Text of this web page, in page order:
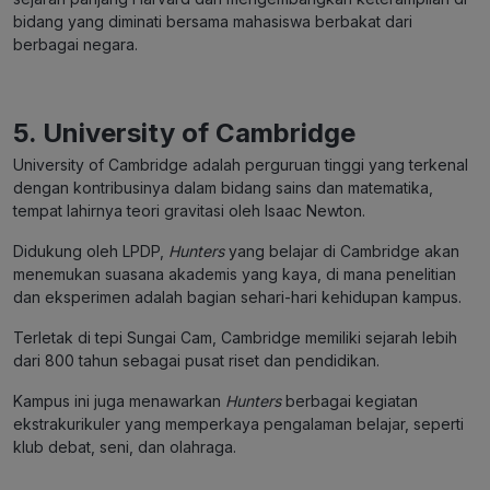
bidang yang diminati bersama mahasiswa berbakat dari
berbagai negara.
5. University of Cambridge
University of Cambridge adalah perguruan tinggi yang terkenal
dengan kontribusinya dalam bidang sains dan matematika,
tempat lahirnya teori gravitasi oleh Isaac Newton.
Didukung oleh LPDP, Huntersyang belajar di Cambridge akan
menemukan suasana akademis yang kaya, di mana penelitian
dan eksperimen adalah bagian sehari-hari kehidupan kampus.
Terletak di tepi Sungai Cam, Cambridge memiliki sejarah lebih
dari 800 tahun sebagai pusat riset dan pendidikan.
Kampus ini juga menawarkan Huntersberbagai kegiatan
ekstrakurikuler yang memperkaya pengalaman belajar, seperti
klub debat, seni, dan olahraga.